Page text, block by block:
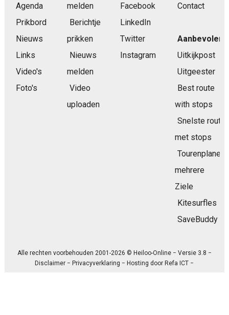
Agenda
Prikbord
Nieuws
Links
Video's
Foto's
melden
Berichtje
prikken
Nieuws
melden
Video
uploaden
Facebook
LinkedIn
Twitter
Instagram
Contact
Aanbevolen
Uitkijkpost
Uitgeester
Best route
with stops
Snelste route
met stops
Tourenplaner
mehrere
Ziele
Kitesurfles
SaveBuddy
Alle rechten voorbehouden 2001-2026 © Heiloo-Online − Versie 3.8 −
Disclaimer −Privacyverklaring − Hosting doorRefa ICT −